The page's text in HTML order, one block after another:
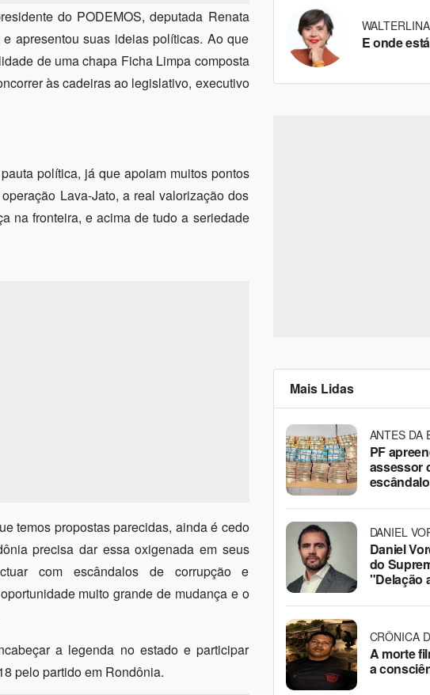
do PODEMOS, deputada Renata
apresentou suas ideias políticas. Ao que
de uma chapa Ficha Limpa composta
às cadeiras ao legislativo, executivo
política, já que apoiam muitos pontos
Lava-Jato, a real valorização dos
na fronteira, e acima de tudo a seriedade
temos propostas parecidas, ainda é cedo
precisa dar essa oxigenada em seus
com escândalos de corrupção e
muito grande de mudança e o
a legenda no estado e participar
pelo partido em Rondônia.
E onde
Mais Lidas
ANTES DA
PF
assessor
DANIEL
Daniel
do
"Delação
CRÔNICA
A morte
a